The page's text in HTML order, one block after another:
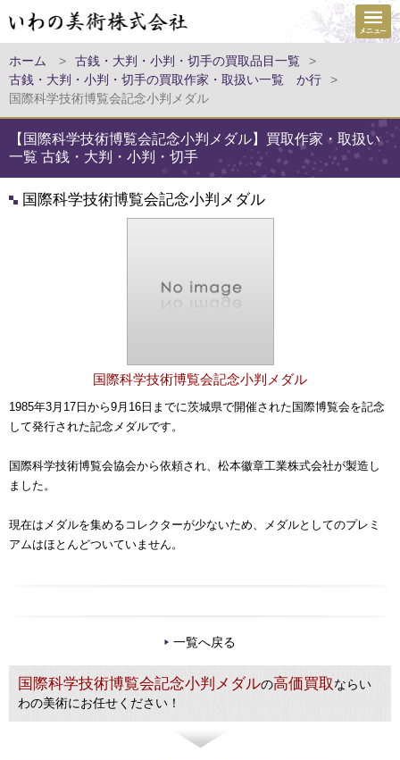
ホーム > 古銭・大判・小判・切手の買取品目一覧
>
古銭・大判・小判・切手の買取作家・取扱い一覧 か行
>
国際科学技術博覧会記念小判メダル
【国際科学技術博覧会記念小判メダル】買取作家・取扱い
一覧 古銭・大判・小判・切手
国際科学技術博覧会記念小判メダル
国際科学技術博覧会記念小判メダル
1985年3月17日から9月16日までに茨城県で開催された国際博覧会を記念
して発行された記念メダルです。
国際科学技術博覧会協会から依頼され、松本徽章工業株式会社が製造し
ました。
現在はメダルを集めるコレクターが少ないため、メダルとしてのプレミ
アムはほとんどついていません。
一覧へ戻る
国際科学技術博覧会記念小判メダルの高価買取ならい
わの美術にお任せください！